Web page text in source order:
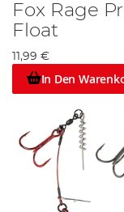
Fox Rage
Float
11,99 €
In Den